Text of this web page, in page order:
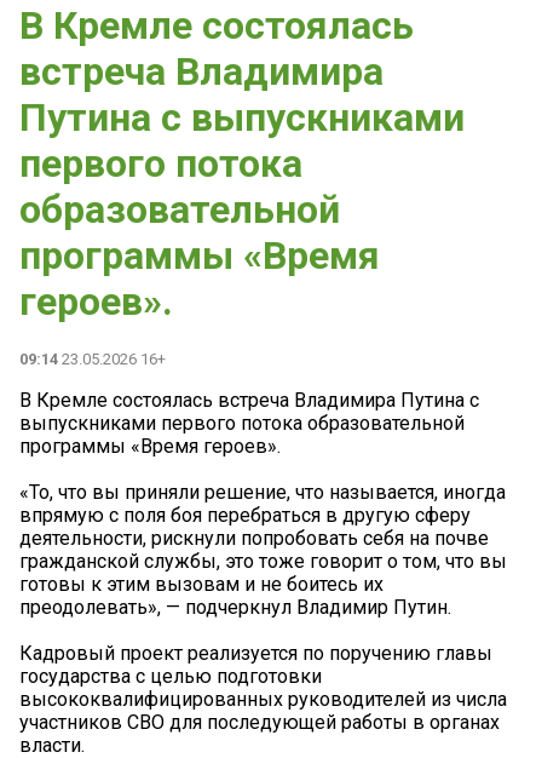
В Кремле состоялась
встреча Владимира
Путина с выпускниками
первого потока
образовательной
программы «Время
героев».
09:14 23.05.2026 16+
В Кремле состоялась встреча Владимира Путина с
выпускниками первого потока образовательной
программы «Время героев».
«То, что вы приняли решение, что называется, иногда
впрямую с поля боя перебраться в другую сферу
деятельности, рискнули попробовать себя на почве
гражданской службы, это тоже говорит о том, что вы
готовы к этим вызовам и не боитесь их
преодолевать», — подчеркнул Владимир Путин.
Кадровый проект реализуется по поручению главы
государства с целью подготовки
высококвалифицированных руководителей из числа
участников СВО для последующей работы в органах
власти.